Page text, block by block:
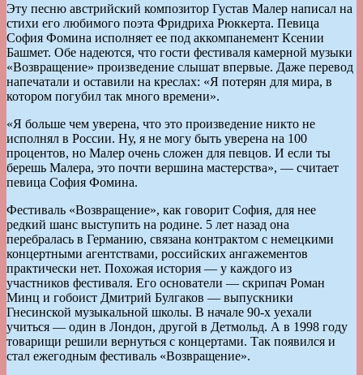
Эту песню австрийский композитор Густав Малер написал на
стихи его любимого поэта Фридриха Рюккерта. Певица
София Фомина исполняет ее под аккомпанемент Ксении
Башмет. Обе надеются, что гости фестиваля камерной музыки
«Возвращение» произведение слышат впервые. Даже перевод
напечатали и оставили на креслах: «Я потерян для мира, в
котором погубил так много времени».
«Я больше чем уверена, что это произведение никто не
исполнял в России. Ну, я не могу быть уверена на 100
процентов, но Малер очень сложен для певцов. И если ты
берешь Малера, это почти вершина мастерства», — считает
певица София Фомина.
Фестиваль «Возвращение», как говорит София, для нее
редкий шанс выступить на родине. 5 лет назад она
перебралась в Германию, связана контрактом с немецкими
концертными агентствами, российских ангажементов
практически нет. Похожая история — у каждого из
участников фестиваля. Его основатели — скрипач Роман
Минц и гобоист Дмитрий Булгаков — выпускники
Гнесинской музыкальной школы. В начале 90-х уехали
учиться — один в Лондон, другой в Детмольд. А в 1998 году
товарищи решили вернуться с концертами. Так появился и
стал ежегодным фестиваль «Возвращение».